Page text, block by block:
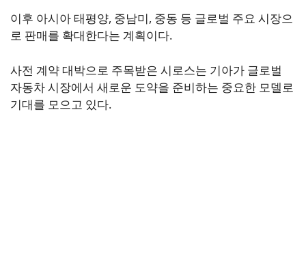
이후 아시아 태평양, 중남미, 중동 등 글로벌 주요 시장으
로 판매를 확대한다는 계획이다.
사전 계약 대박으로 주목받은 시로스는 기아가 글로벌
자동차 시장에서 새로운 도약을 준비하는 중요한 모델로
기대를 모으고 있다.